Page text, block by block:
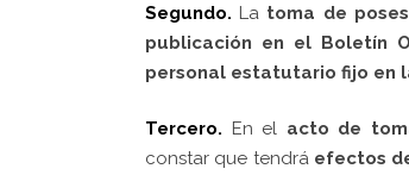
Segundo. La toma de
publicación en el Boletín
personal estatutario fijo en
Tercero. En el acto de
constar que tendrá efectos